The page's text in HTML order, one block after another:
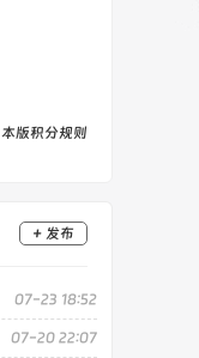
本版积分规则
+ 发布
07-23 18:52
07-20 22:07